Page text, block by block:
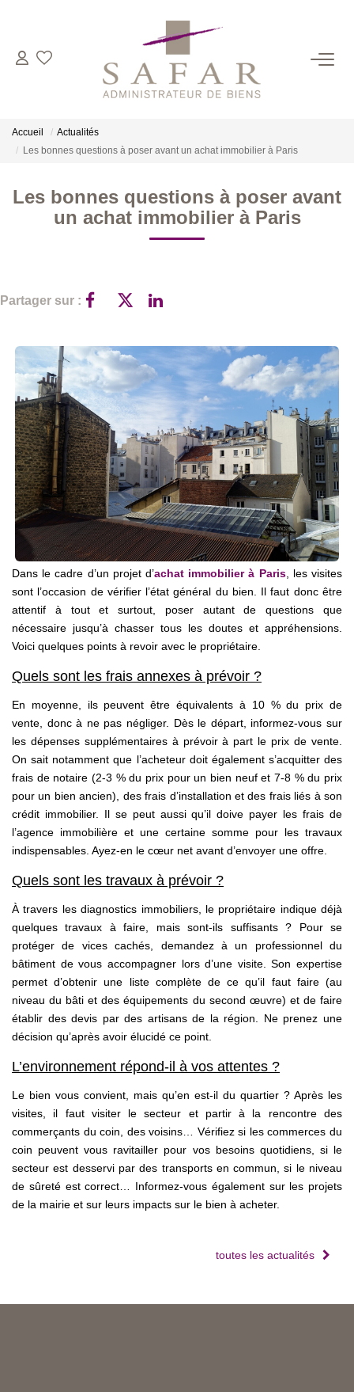
NOS CABINETS
Safar
LRPI
Gescofim – Finorgest Paris
Nos Métiers
Nos Lettres Trimestrielles
À VENDRE
À LOUER
EVALUATION
ESPACE CLIENT
Accueil
Actualités
Les bonnes questions à poser avant un achat immobilier à Paris
Les bonnes questions à poser avant
un achat immobilier à Paris
Partager sur :
Dans le cadre d’un projet d’achat immobilier à Paris, les visites
sont l’occasion de vérifier l’état général du bien. Il faut donc être
attentif à tout et surtout, poser autant de questions que
nécessaire jusqu’à chasser tous les doutes et appréhensions.
Voici quelques points à revoir avec le propriétaire.
Quels sont les frais annexes à prévoir ?
En moyenne, ils peuvent être équivalents à 10 % du prix de
vente, donc à ne pas négliger. Dès le départ, informez-vous sur
les dépenses supplémentaires à prévoir à part le prix de vente.
On sait notamment que l’acheteur doit également s’acquitter des
frais de notaire (2-3 % du prix pour un bien neuf et 7-8 % du prix
pour un bien ancien), des frais d’installation et des frais liés à son
crédit immobilier. Il se peut aussi qu’il doive payer les frais de
l’agence immobilière et une certaine somme pour les travaux
indispensables. Ayez-en le cœur net avant d’envoyer une offre.
Quels sont les travaux à prévoir ?
À travers les diagnostics immobiliers, le propriétaire indique déjà
quelques travaux à faire, mais sont-ils suffisants ? Pour se
protéger de vices cachés, demandez à un professionnel du
bâtiment de vous accompagner lors d’une visite. Son expertise
permet d’obtenir une liste complète de ce qu’il faut faire (au
niveau du bâti et des équipements du second œuvre) et de faire
établir des devis par des artisans de la région. Ne prenez une
décision qu’après avoir élucidé ce point.
L’environnement répond-il à vos attentes ?
Le bien vous convient, mais qu’en est-il du quartier ? Après les
visites, il faut visiter le secteur et partir à la rencontre des
commerçants du coin, des voisins… Vérifiez si les commerces du
coin peuvent vous ravitailler pour vos besoins quotidiens, si le
secteur est desservi par des transports en commun, si le niveau
de sûreté est correct… Informez-vous également sur les projets
de la mairie et sur leurs impacts sur le bien à acheter.
toutes les actualités